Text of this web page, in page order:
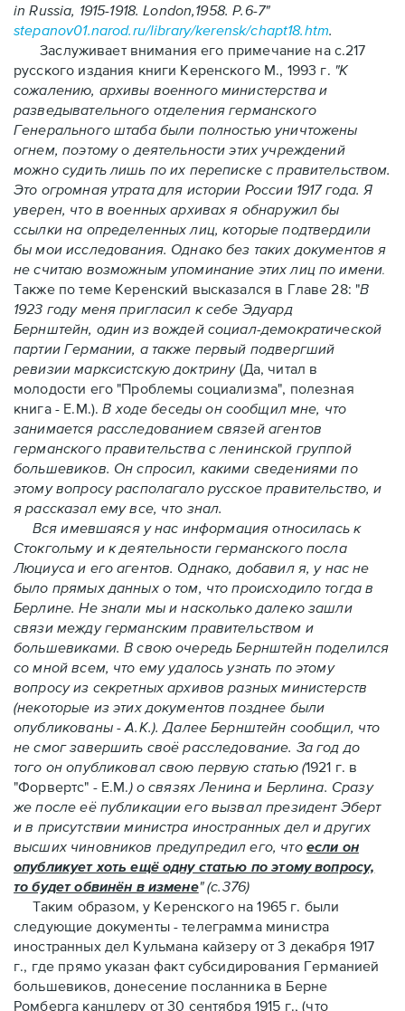
in Russia, 1915-1918. London,1958. P.6-7"
stepanov01.narod.ru/library/kerensk/chapt18.htm.
Заслуживает внимания его примечание на с.217
русского издания книги Керенского М., 1993 г. "К
сожалению, архивы военного министерства и
разведывательного отделения германского
Генерального штаба были полностью уничтожены
огнем, поэтому о деятельности этих учреждений
можно судить лишь по их переписке с правительством.
Это огромная утрата для истории России 1917 года. Я
уверен, что в военных архивах я обнаружил бы
ссылки на определенных лиц, которые подтвердили
бы мои исследования. Однако без таких документов я
не считаю возможным упоминание этих лиц по имени.
Также по теме Керенский высказался в Главе 28: "В
1923 году меня пригласил к себе Эдуард
Бернштейн, один из вождей социал-демократической
партии Германии, а также первый подвергший
ревизии марксистскую доктрину(Да, читал в
молодости его "Проблемы социализма", полезная
книга - Е.М.).В ходе беседы он сообщил мне, что
занимается расследованием связей агентов
германского правительства с ленинской группой
большевиков. Он спросил, какими сведениями по
этому вопросу располагало русское правительство, и
я рассказал ему все, что знал.
Вся имевшаяся у нас информация относилась к
Стокгольму и к деятельности германского посла
Люциуса и его агентов. Однако, добавил я, у нас не
было прямых данных о том, что происходило тогда в
Берлине. Не знали мы и насколько далеко зашли
связи между германским правительством и
большевиками. В свою очередь Бернштейн поделился
со мной всем, что ему удалось узнать по этому
вопросу из секретных архивов разных министерств
(некоторые из этих документов позднее были
опубликованы - А.К.). Далее Бернштейн сообщил, что
не смог завершить своё расследование. За год до
того он опубликовал свою первую статью (1921 г. в
"Форвертс" - Е.М.) о связях Ленина и Берлина. Сразу
же после её публикации его вызвал президент Эберт
и в присутствии министра иностранных дел и других
высших чиновников предупредил его, что если он
опубликует хоть ещё одну статью по этому вопросу,
то будет обвинён в измене" (с.376)
Таким образом, у Керенского на 1965 г. были
следующие документы - телеграмма министра
иностранных дел Кульмана кайзеру от 3 декабря 1917
г., где прямо указан факт субсидирования Германией
большевиков, донесение посланника в Берне
Ромберга канцлеру от 30 сентября 1915 г., (что